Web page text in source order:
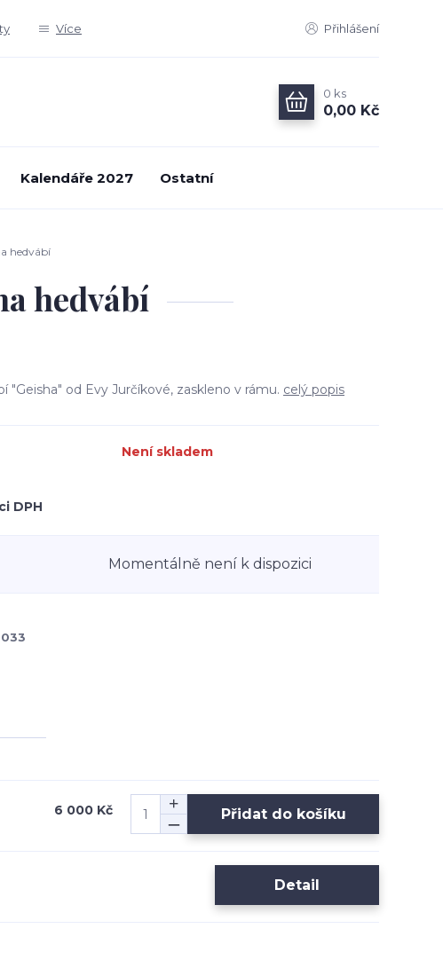
Více Přihlášení
0 ks
0,00 Kč
Kalendáře 2027 Ostatní
hedvábí
hedvábí
"Geisha" od Evy Jurčíkové, zaskleno v rámu. celý popis
Není skladem
DPH
Momentálně není k dispozici
6 000 Kč Přidat do košíku
Detail